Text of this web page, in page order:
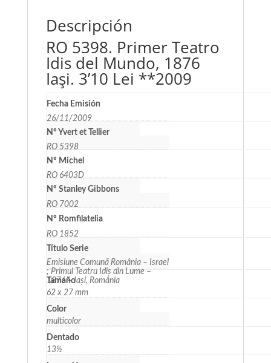
Descripción
RO 5398. Primer Teatro
Idis del Mundo, 1876
Iaşi. 3’10 Lei **2009
Fecha Emisión
26/11/2009
Nº Yvert et Tellier
RO 5398
Nº Michel
RO 6403D
Nº Stanley Gibbons
RO 7002
Nº Romfilatelia
RO 1852
Título Serie
Emisiune Comunã România – Israel
; Primul Teatru Idiș din Lume –
1876 – Iași, România
Tamaño
62 x 27 mm
Color
multicolor
Dentado
13½